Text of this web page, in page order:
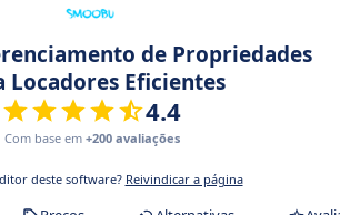
de Propriedades
Locadores Eficientes
4.4
Com base em +200 avaliações
deste software? Reivindicar a página